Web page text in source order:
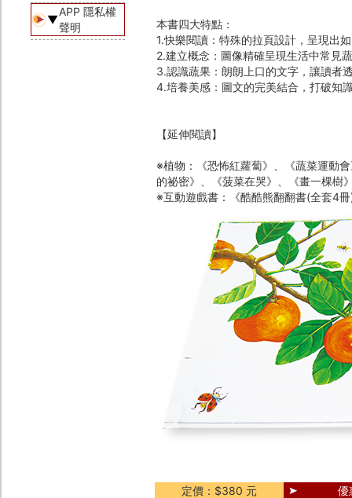
▼
APP 隱私權
聲明
本書四大特點：
1.快樂閱讀：特殊的拉頁設計，呈現出
2.建立概念：圖像精確呈現生活中常見
3.認識蔬果：朗朗上口的文字，讓讀者
4.培養美感：圖文的完美結合，打破知
【延伸閱讀】
※植物：《恐怖紅蘿蔔》、《蔬菜運動
的祕密》、《菠菜在哭》、《畫一棵樹
※互動遊戲書：《酷酷熊翻翻書(全套4
定價：$380 元 優